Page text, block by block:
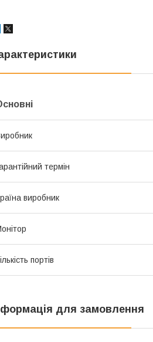
термін
виробник
портів
для замовлення